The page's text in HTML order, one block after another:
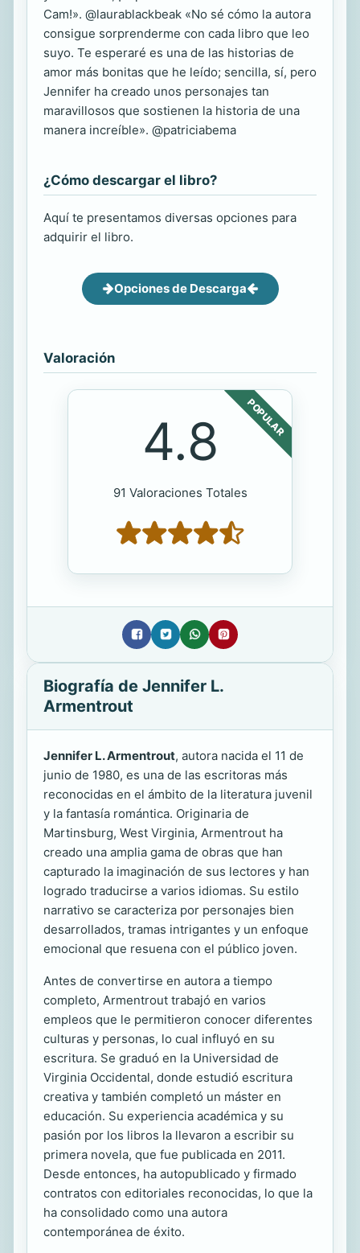
Cam!». @laurablackbeak «No sé cómo la autora
consigue sorprenderme con cada libro que leo
suyo. Te esperaré es una de las historias de
amor más bonitas que he leído; sencilla, sí, pero
Jennifer ha creado unos personajes tan
maravillosos que sostienen la historia de una
manera increíble». @patriciabema
¿Cómo descargar el libro?
Aquí te presentamos diversas opciones para
adquirir el libro.
Opciones de Descarga
Valoración
POPULAR
4.8
91 Valoraciones Totales
Biografía de Jennifer L.
Armentrout
Jennifer L. Armentrout, autora nacida el 11 de
junio de 1980, es una de las escritoras más
reconocidas en el ámbito de la literatura juvenil
y la fantasía romántica. Originaria de
Martinsburg, West Virginia, Armentrout ha
creado una amplia gama de obras que han
capturado la imaginación de sus lectores y han
logrado traducirse a varios idiomas. Su estilo
narrativo se caracteriza por personajes bien
desarrollados, tramas intrigantes y un enfoque
emocional que resuena con el público joven.
Antes de convertirse en autora a tiempo
completo, Armentrout trabajó en varios
empleos que le permitieron conocer diferentes
culturas y personas, lo cual influyó en su
escritura. Se graduó en la Universidad de
Virginia Occidental, donde estudió escritura
creativa y también completó un máster en
educación. Su experiencia académica y su
pasión por los libros la llevaron a escribir su
primera novela, que fue publicada en 2011.
Desde entonces, ha autopublicado y firmado
contratos con editoriales reconocidas, lo que la
ha consolidado como una autora
contemporánea de éxito.